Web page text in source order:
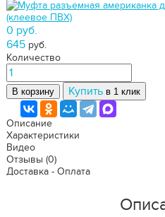
0 руб.
645 руб.
Количество
В корзину Купить в 1 клик
Описание
Характеристики
Видео
Отзывы (0)
Доставка - Оплата